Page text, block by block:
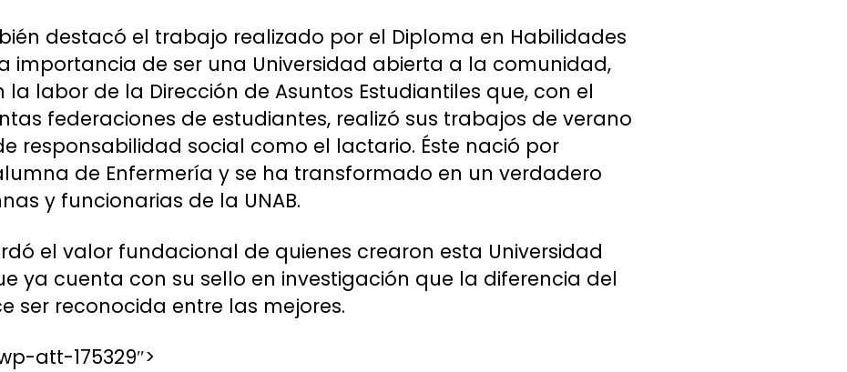
destacó el trabajo realizado por el Diploma en Habilidades
importancia de ser una Universidad abierta a la comunidad,
labor de la Dirección de Asuntos Estudiantiles que, con el
federaciones de estudiantes, realizó sus trabajos de verano
responsabilidad social como el lactario. Éste nació por
de Enfermería y se ha transformado en un verdadero
y funcionarias de la UNAB.
el valor fundacional de quienes crearon esta Universidad
ya cuenta con su sello en investigación que la diferencia del
ser reconocida entre las mejores.
att-175329″>